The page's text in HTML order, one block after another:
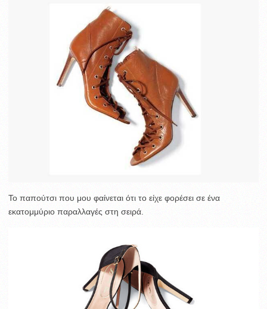
Το παπούτσι που μου φαίνεται ότι το είχε φορέσει σε ένα
εκατομμύριο παραλλαγές στη σειρά.